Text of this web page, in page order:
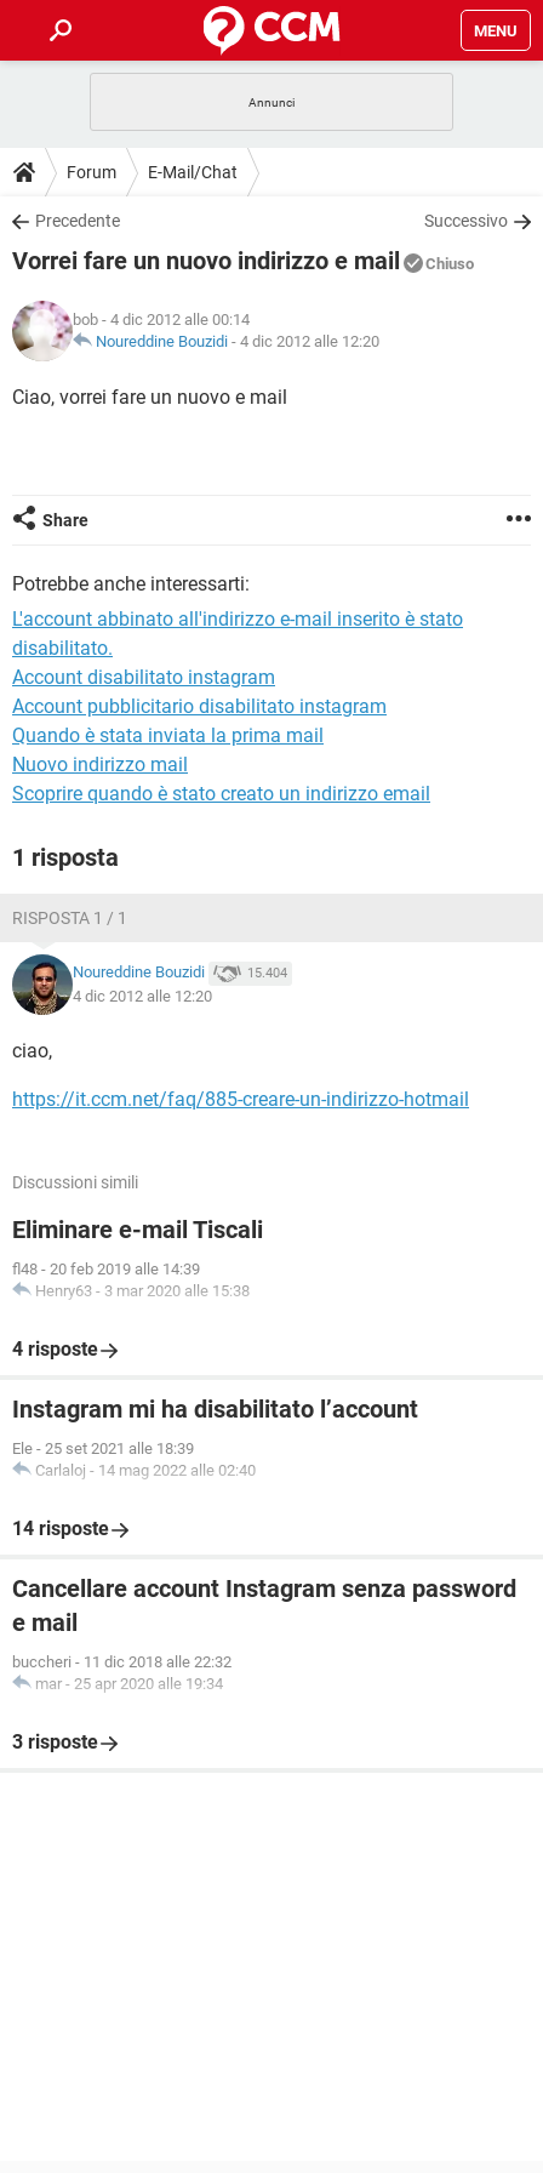
MENU
INTRATTENIMENTO
iOS
INSTAGRAM WHATSAPP
TIKTOK
HARDWARE
GUIDE
COVID-19
INSTAGRAM
TIKTOK
HARDWARE
DOWNLOAD
COVID-19 GAMING
INTRATTENIMENTO
iOS WINDOWS 10
INSTAGRAM
COVID-19
INTRATTENIMENTO
iOS
HARDWARE
GLOSSARIO
COVID-19
INSTAGRAM
HARDWARE
Forum E-Mail/Chat
Precedente Successivo
Vorrei fare un nuovo indirizzo e mail Chiuso
bob - 4 dic 2012 alle 00:14
Noureddine Bouzidi - 4 dic 2012 alle 12:20
Ciao, vorrei fare un nuovo e mail
Share
Potrebbe anche interessarti:
L'account abbinato all'indirizzo e-mail inserito è stato
disabilitato.
Account disabilitato instagram
Account pubblicitario disabilitato instagram
Quando è stata inviata la prima mail
Nuovo indirizzo mail
Scoprire quando è stato creato un indirizzo email
1 risposta
RISPOSTA 1 / 1
Noureddine Bouzidi 15.404
4 dic 2012 alle 12:20
ciao,
https://it.ccm.net/faq/885-creare-un-indirizzo-hotmail
Discussioni simili
Eliminare e-mail Tiscali
fl48 - 20 feb 2019 alle 14:39
Henry63 - 3 mar 2020 alle 15:38
4 risposte
Instagram mi ha disabilitato l’account
Ele - 25 set 2021 alle 18:39
Carlaloj - 14 mag 2022 alle 02:40
14 risposte
Cancellare account Instagram senza password
e mail
buccheri - 11 dic 2018 alle 22:32
mar - 25 apr 2020 alle 19:34
3 risposte